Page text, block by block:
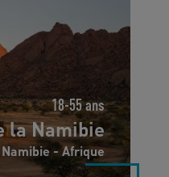
18-55 ans
la Namibie
Namibie - Afrique